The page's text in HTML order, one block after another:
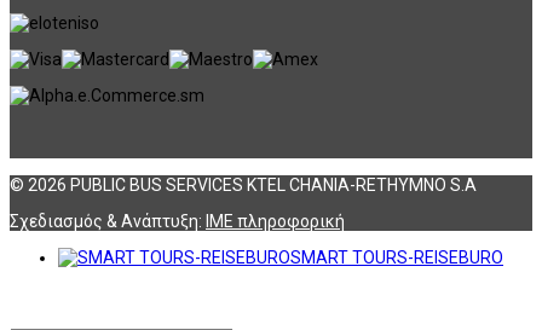
© 2026 PUBLIC BUS SERVICES KTEL CHANIA-RETHYMNO S.A
Σχεδιασμός & Ανάπτυξη: ΙΜΕ πληροφορική
SMART TOURS-REISEBURO